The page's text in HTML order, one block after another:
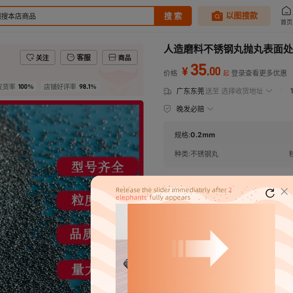
关注 客服
商品
货率 100% 店铺好评率 98.1%
人造磨料不锈钢丸抛丸表面
价格 ¥ 35.00 起 登录查看更多优惠
广东东莞 送至 选择收货地址
晚发必赔
规格:0.2mm
种类:不锈钢丸